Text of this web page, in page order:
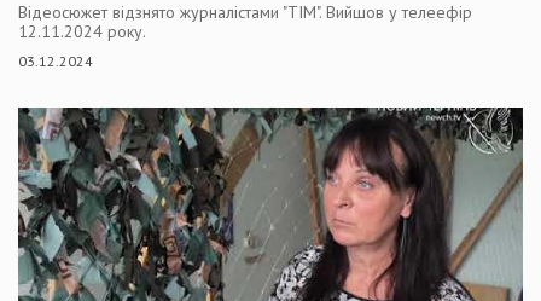
Відеосюжет відзнято журналістами "ТІМ". Вийшов у телеефір
12.11.2024 року.
03.12.2024